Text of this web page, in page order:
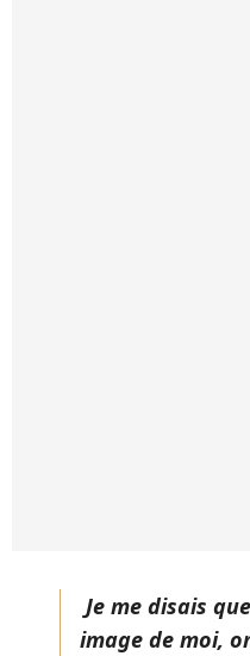
Je me disais
image de moi,